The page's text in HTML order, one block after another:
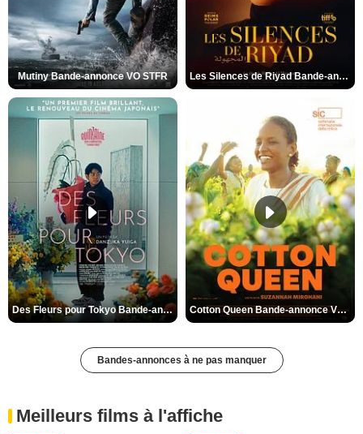
Mutiny Bande-annonce VO STFR Les Silences de Riyad Bande-annonce VO STFR
Des Fleurs pour Tokyo Bande-annonce VO STFR Cotton Queen Bande-annonce VO STFR
Bandes-annonces à ne pas manquer
Meilleurs films à l'affiche